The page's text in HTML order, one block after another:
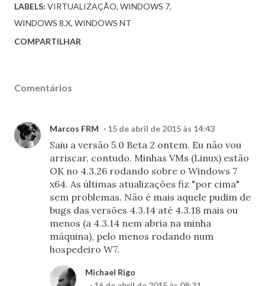
LABELS: VIRTUALIZAÇÃO WINDOWS 7
WINDOWS 8.X WINDOWS NT
COMPARTILHAR
Comentários
Marcos FRM 15 de abril de 2015 às 14:43
Saiu a versão 5.0 Beta 2 ontem. Eu não vou
arriscar, contudo. Minhas VMs (Linux) estão
OK no 4.3.26 rodando sobre o Windows 7
x64. As últimas atualizações fiz "por cima"
sem problemas. Não é mais aquele pudim de
bugs das versões 4.3.14 até 4.3.18 mais ou
menos (a 4.3.14 nem abria na minha
máquina), pelo menos rodando num
hospedeiro W7.
Michael Rigo